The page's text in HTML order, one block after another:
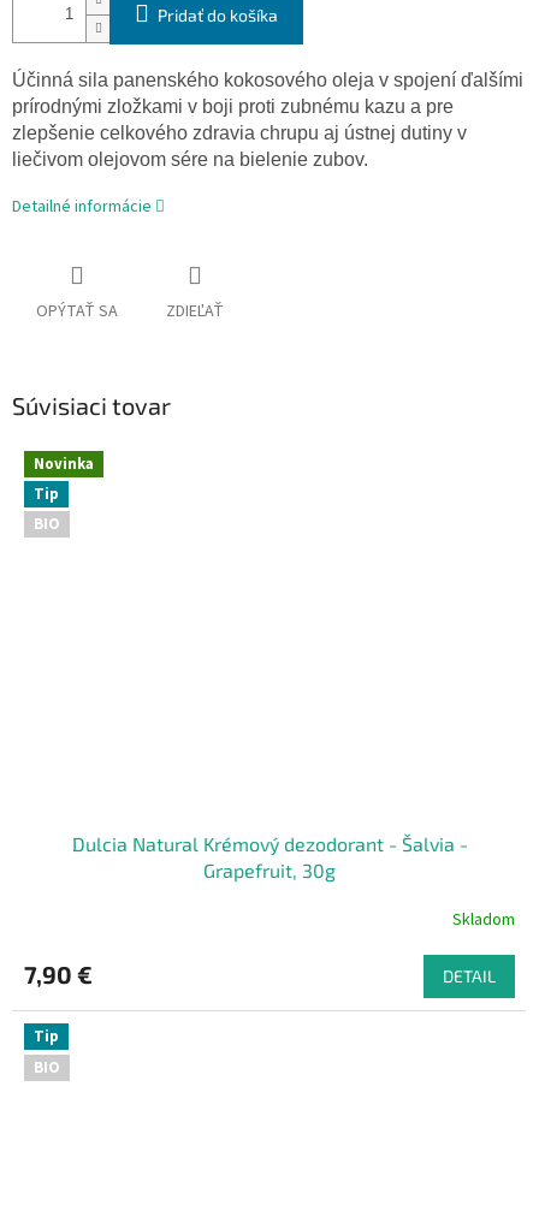
Pridať do košíka
Účinná sila panenského kokosového oleja v spojení ďalšími
prírodnými zložkami v boji proti zubnému kazu a pre
zlepšenie celkového zdravia chrupu aj ústnej dutiny v
liečivom olejovom sére na bielenie zubov.
Detailné informácie
OPÝTAŤ SA ZDIEĽAŤ
Súvisiaci tovar
Novinka
Tip
BIO
Dulcia Natural Krémový dezodorant - Šalvia -
Grapefruit, 30g
Skladom
7,90 € DETAIL
Tip
BIO